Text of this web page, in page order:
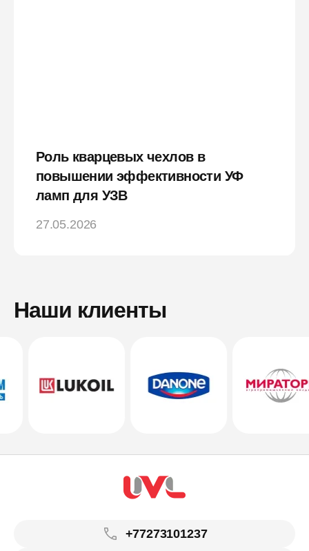
Роль кварцевых чехлов в
повышении эффективности УФ
ламп для УЗВ
27.05.2026
Наши клиенты
+77273101237